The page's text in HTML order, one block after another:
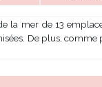
la mer de 13
De plus,